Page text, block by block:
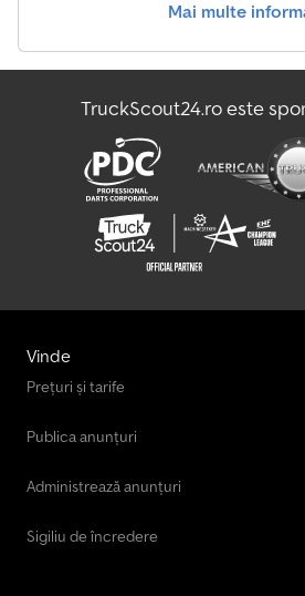
Altele Tehnologie De Transport
Vehicul De Manevră
Mai multe
TruckScout24.ro este
Vinde
Prețuri și tarife
Publica anunțuri
Administrează anunțuri
Sigiliu de încredere